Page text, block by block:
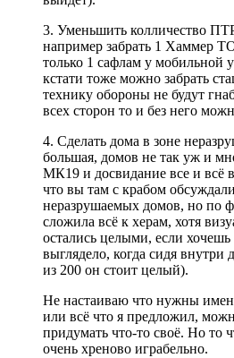
3. Уменьшить колличество
например забрать 1 Хаммер
только 1 сафлам у мобильной
кстати тоже можно забрать
технику обороны не будут
всех сторон то и без него
4. Сделать дома в зоне
большая, домов не так уж и
МК19 и досвидание все и всё
что вы там с крабом
неразрушаемых домов, но по
сложила всё к херам, хотя
остались целыми, если хочешь
выглядело, когда сидя внутри
из 200 он стоит целый).
Не настаиваю что нужны
или всё что я предложил,
придумать что-то своё. Но то
очень хреново играбельно.